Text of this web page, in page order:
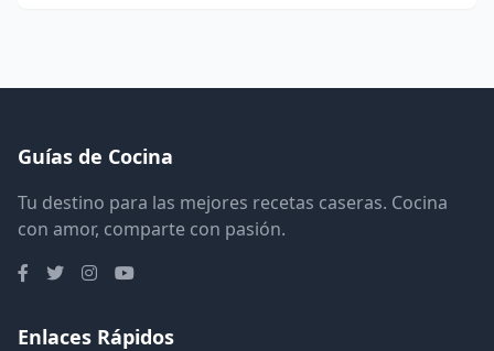
Guías de Cocina
Tu destino para las mejores recetas caseras. Cocina
con amor, comparte con pasión.
Enlaces Rápidos